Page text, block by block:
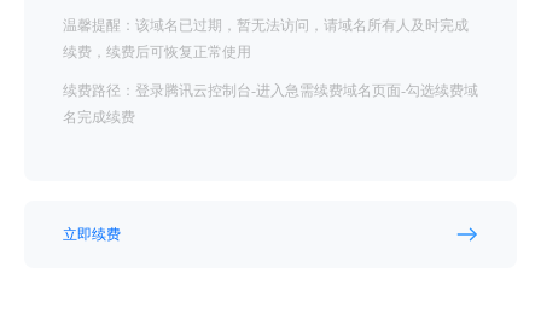
温馨提醒：该域名已过期，暂无法访问，请域名所有人及时完成
续费，续费后可恢复正常使用
续费路径：登录腾讯云控制台-进入急需续费域名页面-勾选续费域
名完成续费
立即续费